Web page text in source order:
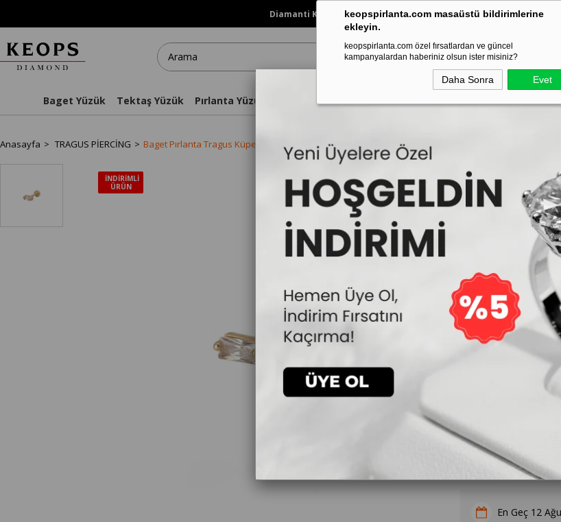
keopspirlanta.com masaüstü bildirimlerine
ekleyin.
keopspirlanta.com özel fırsatlardan ve güncel
kampanyalardan haberiniz olsun ister misiniz?
Daha Sonra Evet
Diamanti Koleksiyonunda %40’a Varan İndirim!Sınırlı süreli bu fırsatı
Baget Yüzük Tektaş Yüzük Pırlanta Yüzükler
Anasayfa TRAGUS PİERCİNG Baget Pırlanta Tragus Küpe - TRG1100610
İNDIRIMLI
ÜRÜN
Baget
İncelemekte
8.954₺
2.985₺ `den
Kalp Doğum Taşı
En Geç 12